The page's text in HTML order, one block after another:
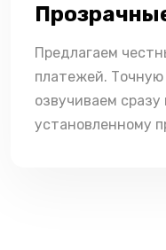
Предлагаем
платежей.
озвучиваем
установленному